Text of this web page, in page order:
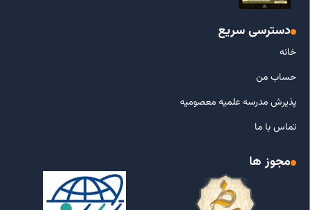
دسترسی سریع
خانه
حساب من
پذیرش مدرسه علمیه معصومیه
تماس با ما
مجوز ها